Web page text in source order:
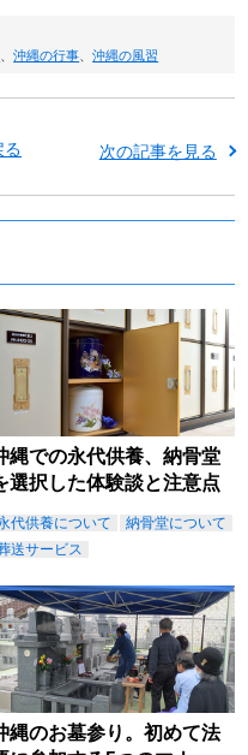
、沖縄の行事 、沖縄の風習
る 次の記事を見る
縄での永代供養、納骨堂
選択した体験談と注意点
代供養について
納骨堂について
送サービス
縄のお墓参り。初めて法